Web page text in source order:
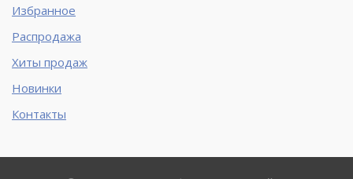
Избранное
Распродажа
Хиты продаж
Новинки
Контакты